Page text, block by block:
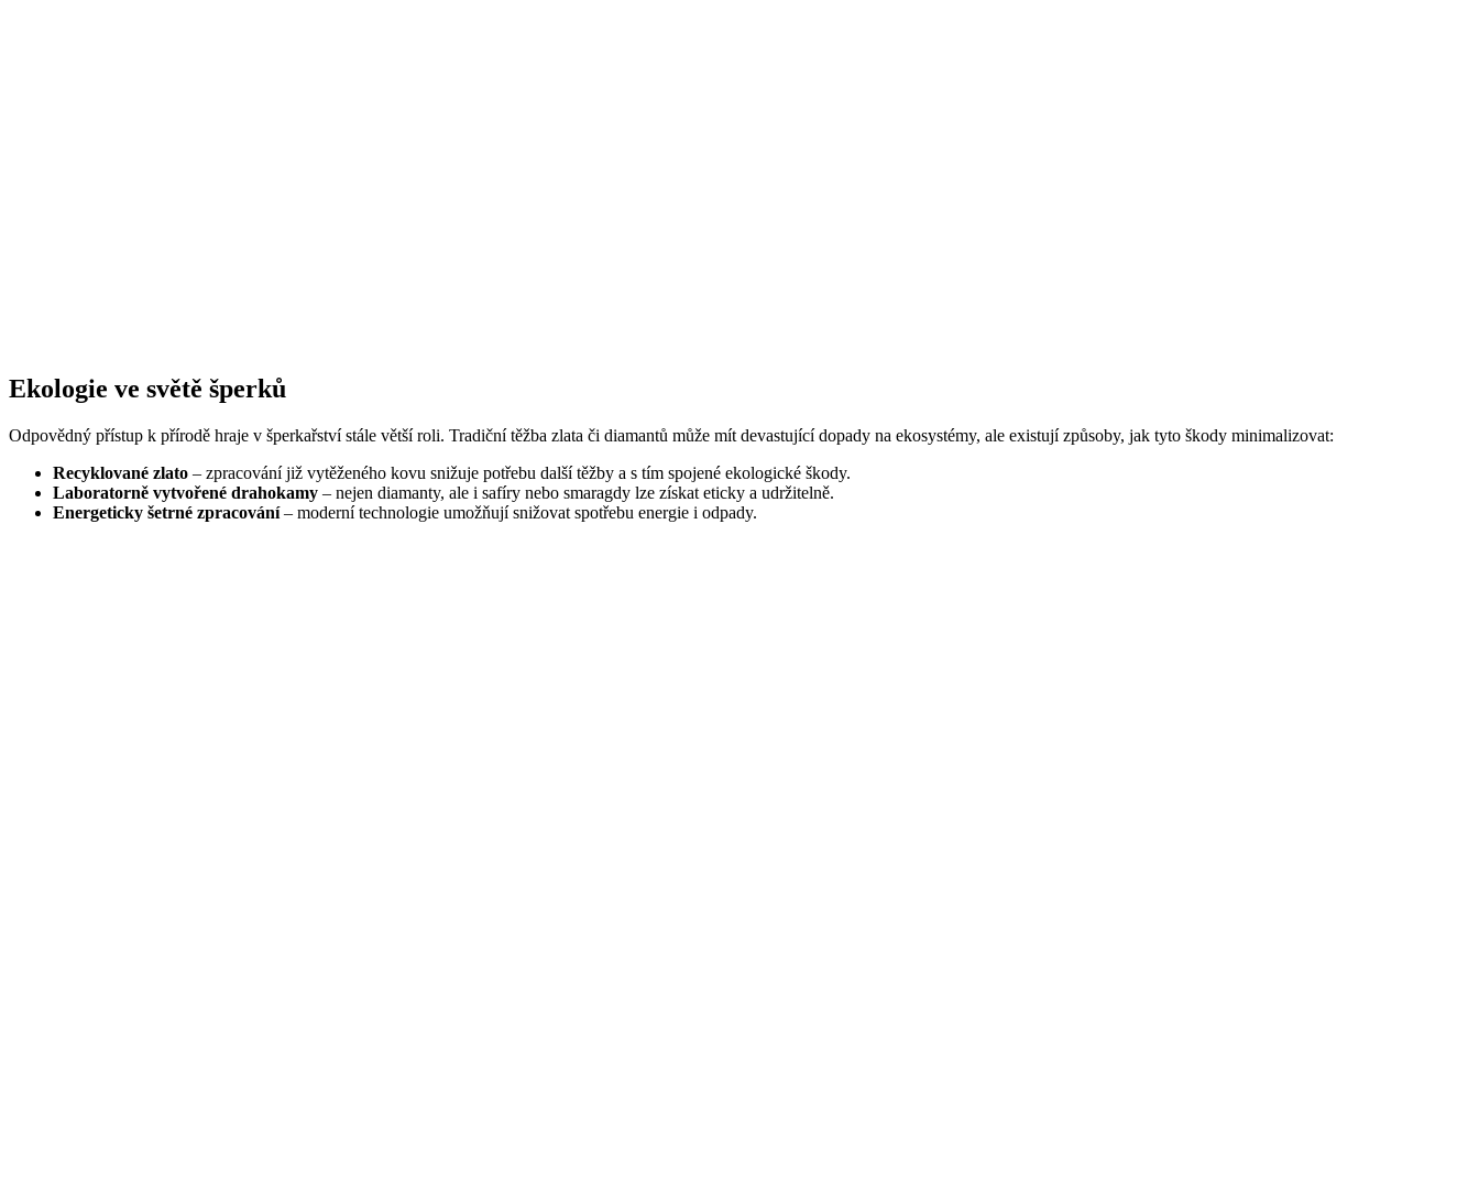
Ekologie ve světě šperků
Odpovědný přístup k přírodě hraje v šperkařství stále větší roli. Tradiční těžba zlata či diamantů může mít devastující dopady na ekosystémy, ale existují způsoby, jak tyto škody minimalizovat:
Recyklované zlato – zpracování již vytěženého kovu snižuje potřebu další těžby a s tím spojené ekologické škody.
Laboratorně vytvořené drahokamy – nejen diamanty, ale i safíry nebo smaragdy lze získat eticky a udržitelně.
Energeticky šetrné zpracování– moderní technologie umožňují snižovat spotřebu energie i odpady.